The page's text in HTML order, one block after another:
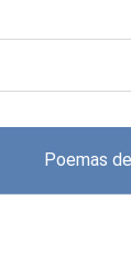
Poemas